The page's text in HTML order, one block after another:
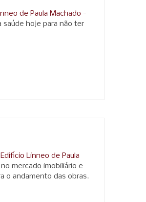
de Paula Machado -
saúde hoje para não ter
Edifício Linneo de Paula
mercado imobiliário e
o andamento das obras.